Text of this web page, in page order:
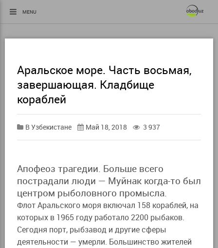
MENU
Аральское море. Часть восьмая,
завершающая. Кладбище
кораблей
В Узбекистане Май 18, 2018 3 937
Апофеоз трагедии. Больше всего
пострадали люди — Муйнак когда-то был
центром рыболовного промысла.
Флот Аральского моря включал 158 кораблей, на
которых в 1965 году работало 2200 рыбаков.
Сегодня порт, рыбзавод и другие сферы
деятельности — умерли. Большинство жителей